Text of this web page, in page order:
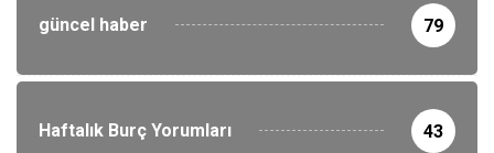
güncel haber 79
Haftalık Burç Yorumları 43